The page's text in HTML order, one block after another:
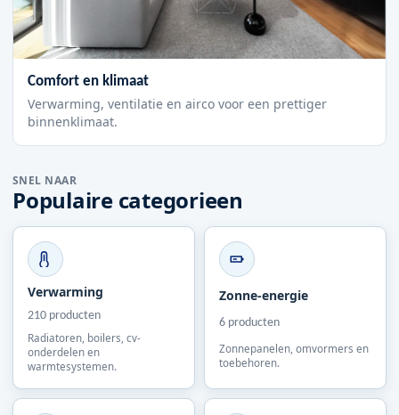
Comfort en klimaat
Verwarming, ventilatie en airco voor een prettiger
binnenklimaat.
SNEL NAAR
Populaire categorieen
Verwarming
210 producten
Radiatoren, boilers, cv-
onderdelen en
warmtesystemen.
Zonne-energie
6 producten
Zonnepanelen, omvormers en
toebehoren.